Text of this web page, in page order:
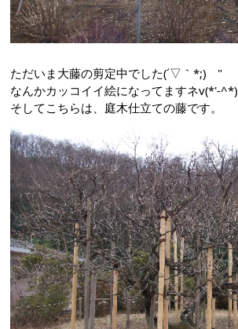
ただいま大藤の剪定中でした(´▽｀*;)ゝ"
なんかカッコイイ絵になってますネv(*'-^*)
そしてこちらは、庭木仕立ての藤です。